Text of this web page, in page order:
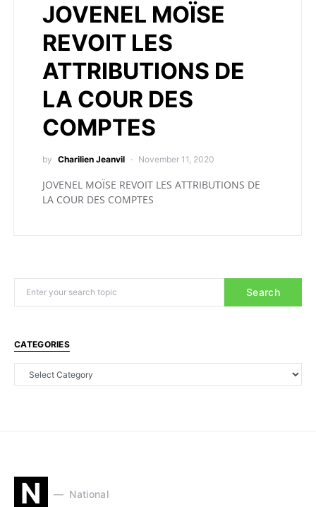
JOVENEL MOÏSE
REVOIT LES
ATTRIBUTIONS DE
LA COUR DES
COMPTES
by Charilien Jeanvil November 11, 2020
JOVENEL MOÏSE REVOIT LES ATTRIBUTIONS DE
LA COUR DES COMPTES
Search
CATEGORIES
N National